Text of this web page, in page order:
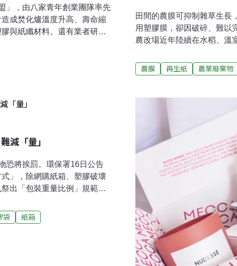
」，由八家青年創業團隊率先
成焚化爐溫度升高、壽命縮
與紙纖材料。還有業者研發
鏡就要丟掉、重配。尿布變
尿布、長照中心長者更換的
業者都敬謝不敏。提出回收
，目前則是與桃園的長照機
專門的生物菌種技術，讓清
田間的農膜可抑制雜草生長
用塑膠膜，卻因破碎、難以
農改場近年陸續在水稻、溫
膠膜便宜了4000元。溫室
阻擋陽光、減少透氣性，避
膜易造成農地污染，農業部
題。」高雄農改場場長羅
壤。更麻煩的是，塑膠農
得清運，就把廢塑膠膜混
下水污染。羅正宗表示
農膜 再生紙 農業廢棄物
減「量」
恐將挨罰。環保署16日公告
」，除網購紙箱、塑膠破壞
出「包裝重量比例」規範，
才是根本做法」，呼籲中央
「大箱裝小物」恐挨罰環保署
實施方式」，自今年7月1日
袋
紙箱